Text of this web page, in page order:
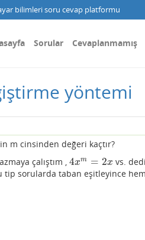
bilimleri soru cevap platformu
Sorular Cevaplanmamış
yöntemi
m cinsinden değeri kaçtır?
çalıştım , 4xm = 2x
4xm= 2x
vs.
tip sorularda taban eşitleyince